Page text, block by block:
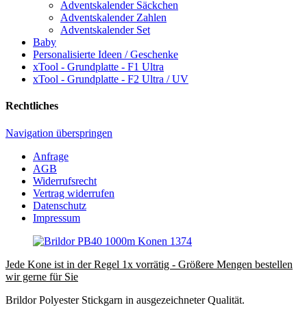
Adventskalender Säckchen
Adventskalender Zahlen
Adventskalender Set
Baby
Personalisierte Ideen / Geschenke
xTool - Grundplatte - F1 Ultra
xTool - Grundplatte - F2 Ultra / UV
Rechtliches
Navigation überspringen
Anfrage
AGB
Widerrufsrecht
Vertrag widerrufen
Datenschutz
Impressum
Jede Kone ist in der Regel 1x vorrätig - Größere Mengen bestellen
wir gerne für Sie
Brildor Polyester Stickgarn in ausgezeichneter Qualität.